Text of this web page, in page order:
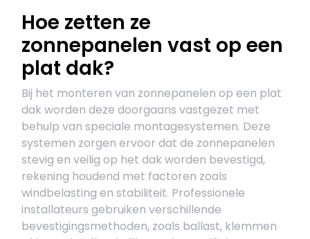
Hoe zetten ze
zonnepanelen vast op een
plat dak?
Bij het monteren van zonnepanelen op een plat
dak worden deze doorgaans vastgezet met
behulp van speciale montagesystemen. Deze
systemen zorgen ervoor dat de zonnepanelen
stevig en veilig op het dak worden bevestigd,
rekening houdend met factoren zoals
windbelasting en stabiliteit. Professionele
installateurs gebruiken verschillende
bevestigingsmethoden, zoals ballast, klemmen